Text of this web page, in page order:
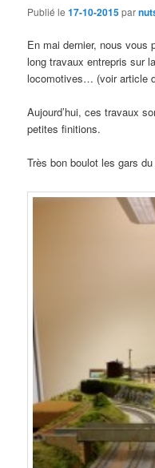
Publié le17-10-2015par
En mai dernier, nous vous
long travaux entrepris sur
locomotives… (voir article
Aujourd’hui, ces travaux
petites finitions.
Très bon boulot les gars du